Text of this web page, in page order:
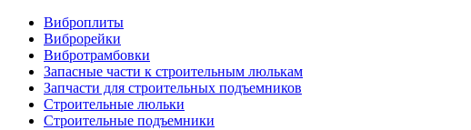
Виброплиты
Виброрейки
Вибротрамбовки
Запасные части к строительным люлькам
Запчасти для строительных подъемников
Строительные люльки
Строительные подъемники